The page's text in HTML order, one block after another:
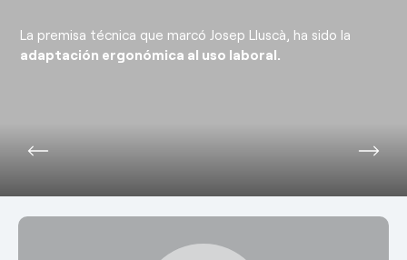
La premisa técnica que marcó Josep Lluscà, ha sido la
adaptación ergonómica al uso laboral.